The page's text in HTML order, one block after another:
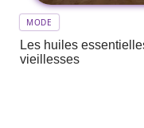
MODE
Les huiles
vieillesses